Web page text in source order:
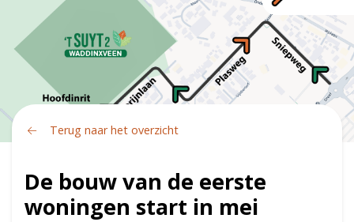
Terug naar het overzicht
De bouw van de eerste
woningen start in mei